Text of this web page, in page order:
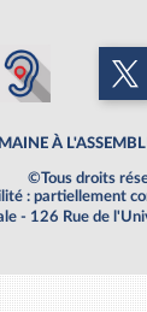
À
©Tous droits
: partiellement
- 126 Rue de